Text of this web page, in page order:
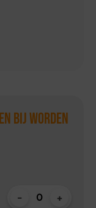
BIJ WORDEN
- +